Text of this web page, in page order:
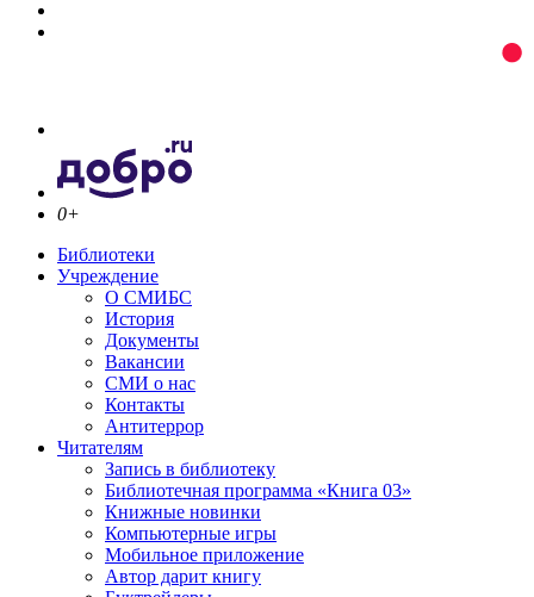
0+
Библиотеки
Учреждение
О СМИБС
История
Документы
Вакансии
СМИ о нас
Контакты
Антитеррор
Читателям
Запись в библиотеку
Библиотечная программа «Книга 03»
Книжные новинки
Компьютерные игры
Мобильное приложение
Автор дарит книгу